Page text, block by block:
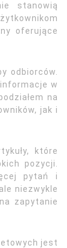
stanowią
oferujące
odbiorców.
w
na
jak i
które
pozycji.
pytań i
niezwykle
zapytanie
jest